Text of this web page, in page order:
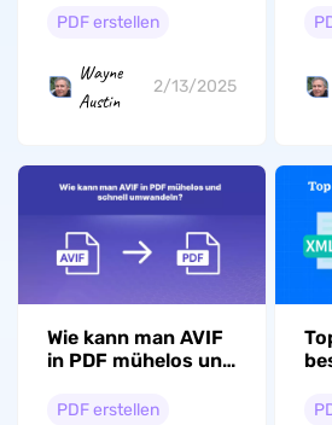
Methoden!
PDF erstellen
Wayne
Austin
2/13/2025
Wie kann man AVIF
in PDF mühelos und
umwandeln?
PDF erstellen